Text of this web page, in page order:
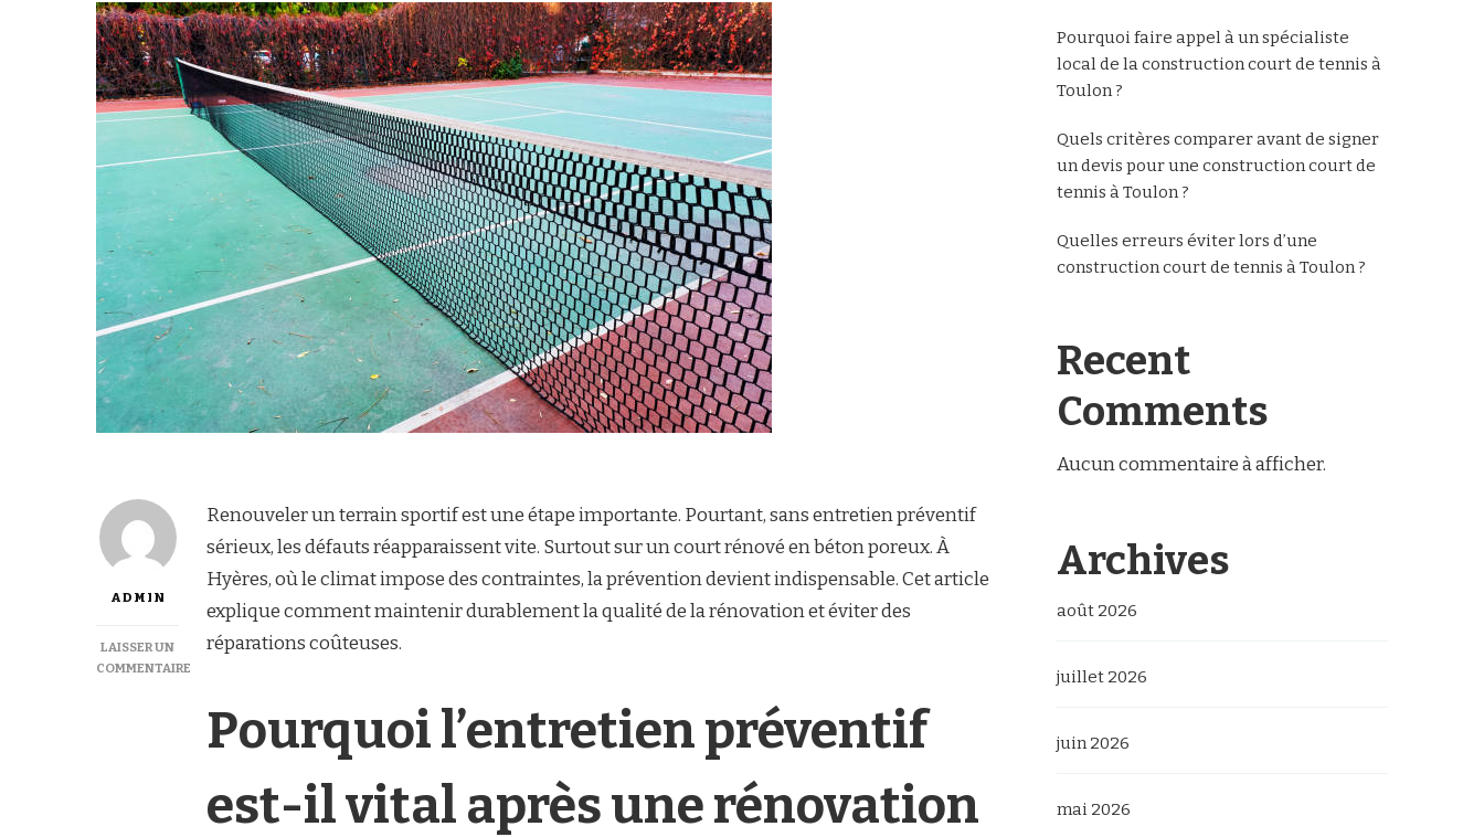
ADMIN
LAISSER UN
COMMENTAIRE
Renouveler un terrain sportif est une étape importante. Pourtant, sans entretien préventif
sérieux, les défauts réapparaissent vite. Surtout sur un court rénové en béton poreux. À
Hyères, où le climat impose des contraintes, la prévention devient indispensable. Cet article
explique comment maintenir durablement la qualité de la rénovation et éviter des
réparations coûteuses.
Pourquoi l’entretien préventif
est-il vital après une rénovation
Pourquoi faire appel à un spécialiste
local de la construction court de tennis à
Toulon ?
Quels critères comparer avant de signer
un devis pour une construction court de
tennis à Toulon ?
Quelles erreurs éviter lors d’une
construction court de tennis à Toulon ?
Recent
Comments
Aucun commentaire à afficher.
Archives
août 2026
juillet 2026
juin 2026
mai 2026